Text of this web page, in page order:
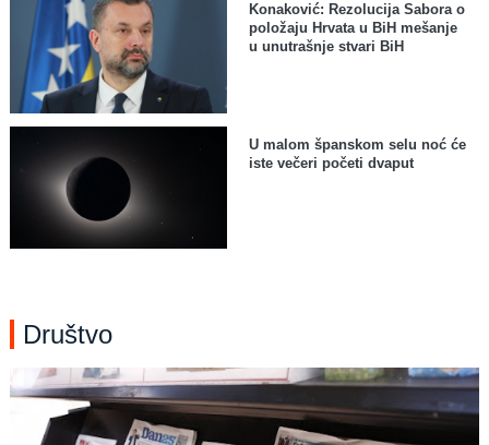
Konaković: Rezolucija Sabora o
položaju Hrvata u BiH mešanje
u unutrašnje stvari BiH
U malom španskom selu noć će
iste večeri početi dvaput
Društvo